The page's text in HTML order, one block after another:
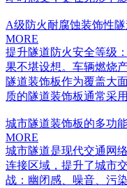
A级防火耐腐蚀装饰性
MORE
提升隧道防火安全等级
果不堪设想。车辆燃烧
隧道装饰板作为覆盖大
质的隧道装饰板通常采
城市隧道装饰板的多功
MORE
城市隧道是现代交通网
连接区域，提升了城市
战：幽闭感、噪音、污